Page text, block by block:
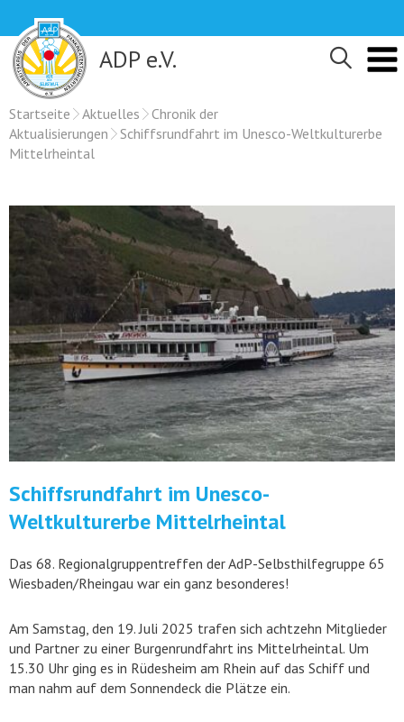
content
ADP e.V.
Startseite Aktuelles
Chronik der
Aktualisierungen
Schiffsrundfahrt im Unesco-Weltkulturerbe
Mittelrheintal
Schiffsrundfahrt im Unesco-
Weltkulturerbe Mittelrheintal
Das 68. Regionalgruppentreffen der AdP-Selbsthilfegruppe 65
Wiesbaden/Rheingau war ein ganz besonderes!
Am Samstag, den 19. Juli 2025 trafen sich achtzehn Mitglieder
und Partner zu einer Burgenrundfahrt ins Mittelrheintal. Um
15.30 Uhr ging es in Rüdesheim am Rhein auf das Schiff und
man nahm auf dem Sonnendeck die Plätze ein.